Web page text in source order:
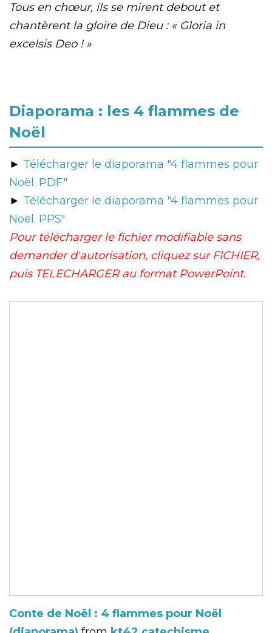
Tous en chœur, ils se mirent debout et
chantèrent la gloire de Dieu : « Gloria in
excelsis Deo ! »
Diaporama : les 4 flammes de
Noël
► Télécharger le diaporama "4 flammes pour
Noël. PDF"
► Télécharger le diaporama "4 flammes pour
Noël. PPS"
Pour télécharger le fichier modifiable sans
demander d'autorisation, cliquez sur FICHIER,
puis TELECHARGER au format PowerPoint.
Conte de Noël : 4 flammes pour Noël